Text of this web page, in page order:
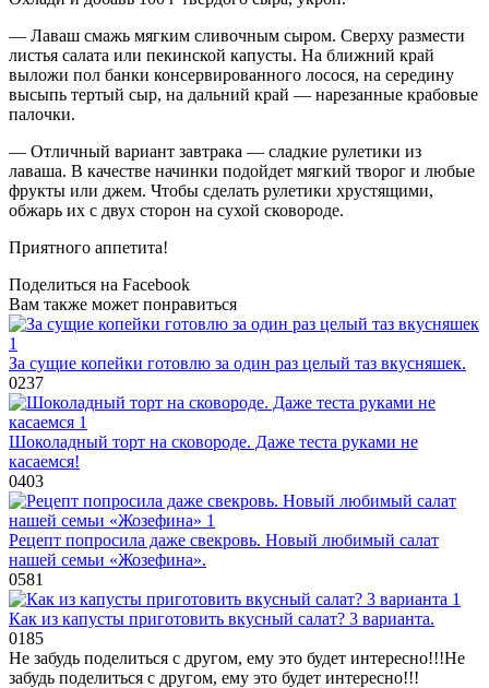
— Лаваш смажь мягким сливочным сыром. Сверху размести
листья салата или пекинской капусты. На ближний край
выложи пол банки консервированного лосося, на середину
высыпь тертый сыр, на дальний край — нарезанные крабовые
палочки.
— Отличный вариант завтрака — сладкие рулетики из
лаваша. В качестве начинки подойдет мягкий творог и любые
фрукты или джем. Чтобы сделать рулетики хрустящими,
обжарь их с двух сторон на сухой сковороде.
Приятного аппетита!
Поделиться на Facebook
Вам также может понравиться
За сущие копейки готовлю за один раз целый таз вкусняшек.
0237
Шоколадный торт на сковороде. Даже теста руками не
касаемся!
0403
Рецепт попросила даже свекровь. Новый любимый салат
нашей семьи «Жозефина».
0581
Как из капусты приготовить вкусный салат? 3 варианта.
0185
Не забудь поделиться с другом, ему это будет интересно!!!Не
забудь поделиться с другом, ему это будет интересно!!!